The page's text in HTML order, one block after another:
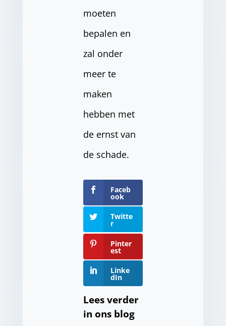
moeten
bepalen en
zal onder
meer te
maken
hebben met
de ernst van
de schade.
Faceb
ook
Twitte
r
Pinter
est
Linke
dIn
Lees verder
in ons blog